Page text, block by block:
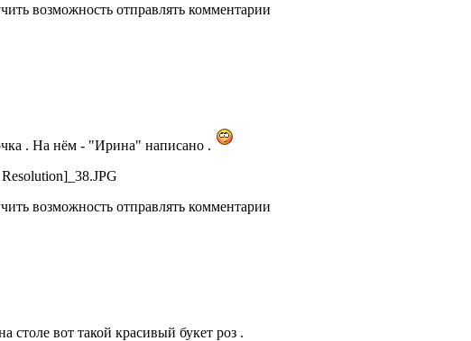
возможность отправлять комментарии
. На нём - "Ирина" написано .
возможность отправлять комментарии
столе вот такой красивый букет роз .